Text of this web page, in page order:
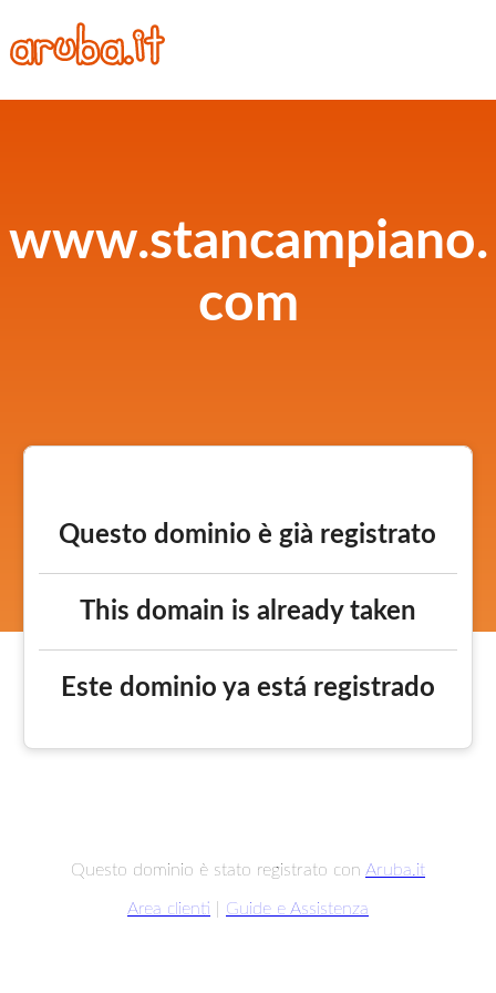
www.stancampiano.
com
Questo dominio è già registrato
This domain is already taken
Este dominio ya está registrado
Questo dominio è stato registrato con Aruba.it
Area clienti Guide e Assistenza